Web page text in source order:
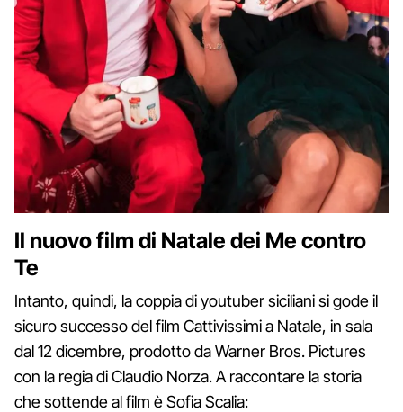
Il nuovo film di Natale dei Me contro
Te
Intanto, quindi, la coppia di youtuber siciliani si gode il
sicuro successo del film Cattivissimi a Natale, in sala
dal 12 dicembre, prodotto da Warner Bros. Pictures
con la regia di Claudio Norza. A raccontare la storia
che sottende al film è Sofia Scalia: